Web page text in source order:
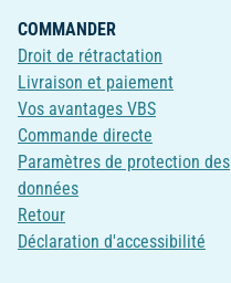
COMMANDER
Droit de rétractation
Livraison et paiement
Vos avantages VBS
Commande directe
Paramètres de protection des
données
Retour
Déclaration d'accessibilité